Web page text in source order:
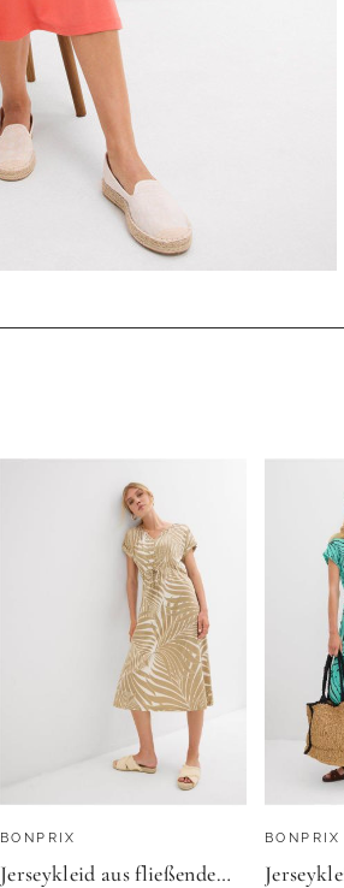
ATELIER GOLDNER
BONPRIX
Jerseykleid aus fließendem Viskose-Mix
BONPRIX